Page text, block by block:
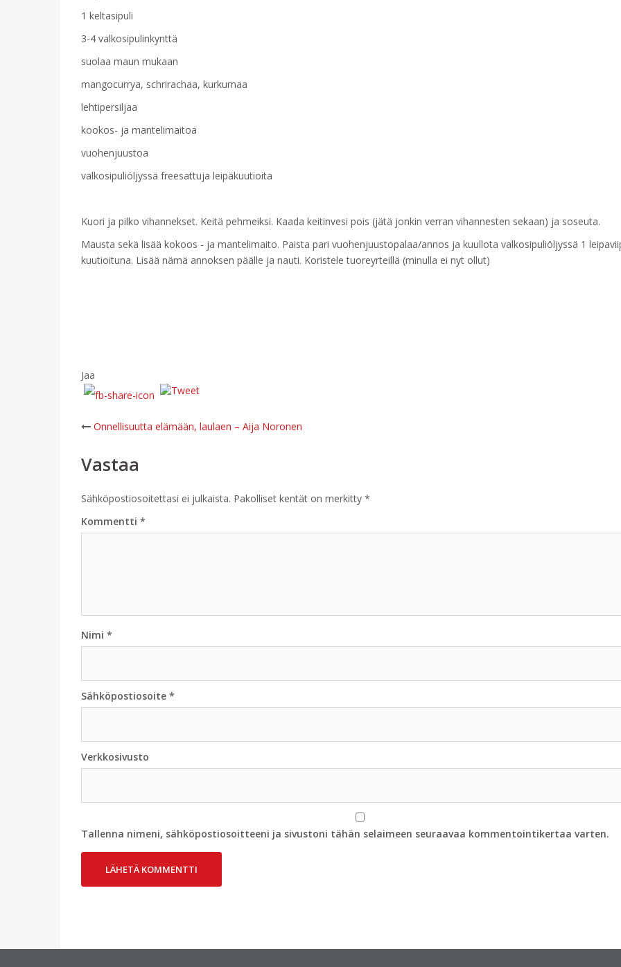
1 keltasipuli
3-4 valkosipulinkynttä
suolaa maun mukaan
mangocurrya, schrirachaa, kurkumaa
lehtipersiljaa
kookos- ja mantelimaitoa
vuohenjuustoa
valkosipuliöljyssä freesattuja leipäkuutioita
Kuori ja pilko vihannekset. Keitä pehmeiksi. Kaada keitinvesi pois (jätä jonkin verran vihannesten sekaan) ja soseuta.
Mausta sekä lisää kokoos - ja mantelimaito. Paista pari vuohenjuustopalaa/annos ja kuullota valkosipuliöljyssä 1
kuutioituna. Lisää nämä annoksen päälle ja nauti. Koristele tuoreyrteillä (minulla ei nyt ollut)
Jaa
Post
navigation
Onnellisuutta elämään, laulaen – Aija Noronen
Vastaa
Sähköpostiosoitettasi ei julkaista. Pakolliset kentät on merkitty *
Kommentti *
Nimi *
Sähköpostiosoite *
Verkkosivusto
Tallenna nimeni, sähköpostiosoitteeni ja sivustoni tähän selaimeen seuraavaa kommentointikertaa varten.